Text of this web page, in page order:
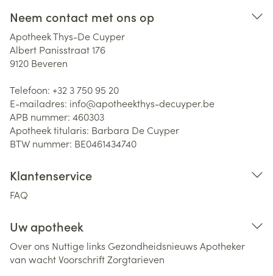
Neem contact met ons op
Apotheek Thys-De Cuyper
Albert Panisstraat 176
9120 Beveren
Telefoon: +32 3 750 95 20
E-mailadres: info@apotheekthys-decuyper.be
APB nummer: 460303
Apotheek titularis: Barbara De Cuyper
BTW nummer: BE0461434740
Klantenservice
FAQ
Uw apotheek
Over ons Nuttige links Gezondheidsnieuws Apotheker
van wachtVoorschriftZorgtarieven